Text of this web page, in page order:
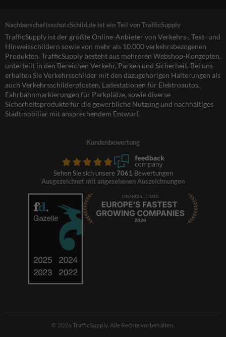
NachbarschaftsschutzSchild.de ist ein Teil von TrafficSupply
TrafficSupply ist der größte Online-Anbieter von Verkehrs-, Text- und
Hinweisschildern sowie von mehr als 10.000 verkehrsbezogenen
Produkten. TrafficSupply besteht aus mehreren Webshop-Konzepten,
unterteilt in den Bereichen Verkehr, Parken und Sicherheit. Bei uns
erhalten Sie Verkehrsschilder mit den dazugehörigen Halterungen als
auch Verkehrsschilderpfosten, Ladestationen für Elektroautos,
Fahrbahnmarkierungen für Parkplätze, sowie diverse
Sicherheitsprodukte für die gewerbliche Nutzung und nachhaltiges
Stadtmobiliar mit ansprechendem Entwurf.
Kundenbewertung
Sehen Sie sich unsere 7061 Bewertungen
Ausgezeichnet mit angesehenen Auszeichnungen
© 2026 TrafficSupply. Alle Rechte vorbehalten.